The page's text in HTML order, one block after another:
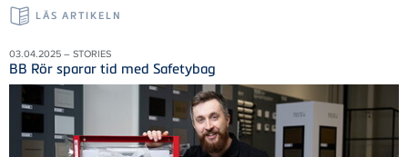
LÄS ARTIKELN
03.04.2025 – STORIES
BB Rör sparar tid med Safetybag